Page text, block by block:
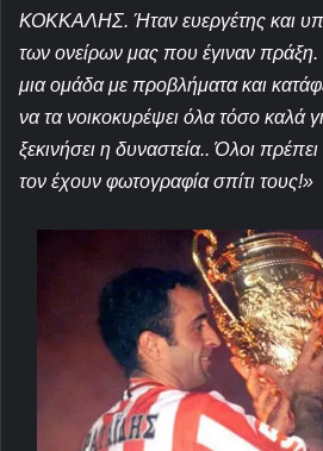
ΚΟΚΚΑΛΗΣ. Ήταν ευεργέτης και
των ονείρων μας που έγιναν
μια ομάδα με προβλήματα και
να τα νοικοκυρέψει όλα τόσο καλά
ξεκινήσει η δυναστεία.. Όλοι
τον έχουν φωτογραφία σπίτι τους!»